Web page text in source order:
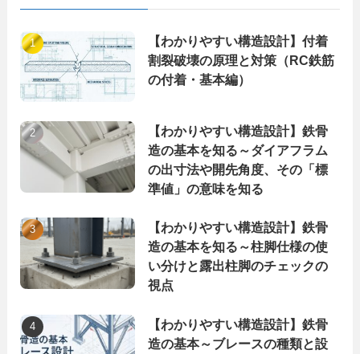
【わかりやすい構造設計】付着
割裂破壊の原理と対策（RC鉄筋
の付着・基本編）
【わかりやすい構造設計】鉄骨
造の基本を知る～ダイアフラム
の出寸法や開先角度、その「標
準値」の意味を知る
【わかりやすい構造設計】鉄骨
造の基本を知る～柱脚仕様の使
い分けと露出柱脚のチェックの
視点
【わかりやすい構造設計】鉄骨
造の基本～ブレースの種類と設